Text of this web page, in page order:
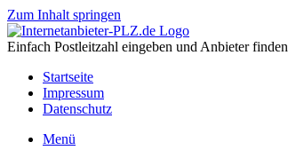
Zum Inhalt springen
Einfach Postleitzahl eingeben und Anbieter finden
Startseite
Impressum
Datenschutz
Menü